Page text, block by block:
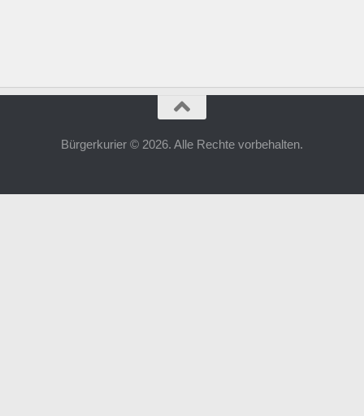
Bürgerkurier © 2026. Alle Rechte vorbehalten.